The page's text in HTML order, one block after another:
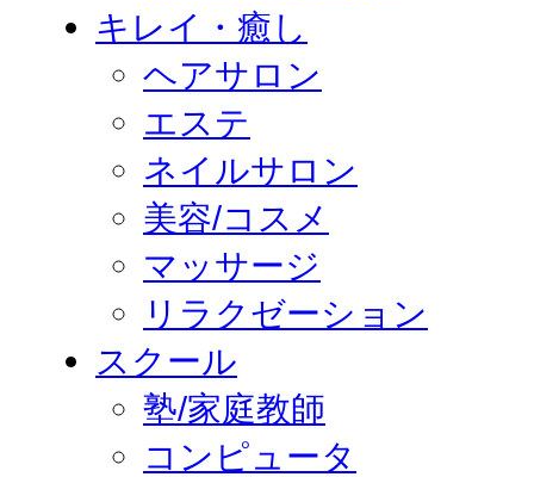
キレイ・癒し
ヘアサロン
エステ
ネイルサロン
美容/コスメ
マッサージ
リラクゼーション
スクール
塾/家庭教師
コンピュータ